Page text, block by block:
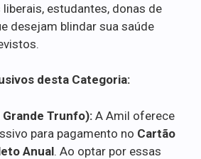
estudantes, donas de
desejam blindar sua saúde
desta Categoria:
Trunfo): A Amil oferece
para pagamento no Cartão
Anual. Ao optar por essas